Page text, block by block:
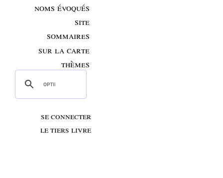
noms évoqués
site
sommaires
sur la carte
thèmes
se connecter
le tiers livre